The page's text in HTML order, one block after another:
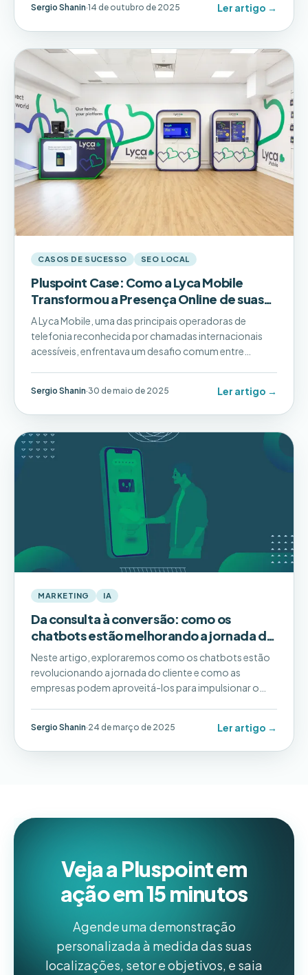
resultados.
Sergio Shanin·14 de outubro de 2025 Ler artigo →
CASOS DE SUCESSO SEO LOCAL
Pluspoint Case: Como a Lyca Mobile
Transformou a Presença Online de suas
Lojas Físicas
A Lyca Mobile, uma das principais operadoras de
telefonia reconhecida por chamadas internacionais
acessíveis, enfrentava um desafio comum entre
sólida no mercado....
Sergio Shanin·30 de maio de 2025 Ler artigo →
MARKETING IA
Da consulta à conversão: como os
chatbots estão melhorando a jornada do
cliente
Neste artigo, exploraremos como os chatbots estão
revolucionando a jornada do cliente e como as
empresas podem aproveitá-los para impulsionar o
Sergio Shanin·24 de março de 2025 Ler artigo →
Veja a Pluspoint em
ação em 15 minutos
Agende uma demonstração
personalizada à medida das suas
localizações, setor e objetivos, e saia